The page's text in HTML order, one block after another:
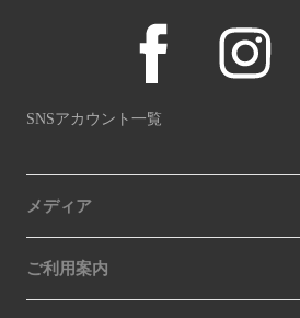
SNSアカウント一覧
メディア
ご利用案内